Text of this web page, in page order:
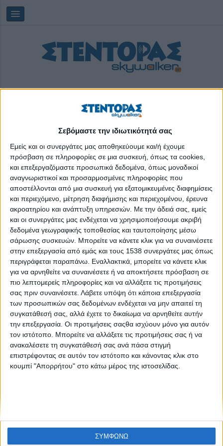
Σεβόμαστε την ιδιωτικότητά σας
Εμείς και οι συνεργάτες μας αποθηκεύουμε και/ή έχουμε
πρόσβαση σε πληροφορίες σε μια συσκευή, όπως τα cookies,
και επεξεργαζόμαστε προσωπικά δεδομένα, όπως μοναδικοί
αναγνωριστικοί και προσαρμοσμένες πληροφορίες που
αποστέλλονται από μια συσκευή για εξατομικευμένες διαφημίσεις
και περιεχόμενο, μέτρηση διαφήμισης και περιεχομένου, έρευνα
ακροατηρίου και ανάπτυξη υπηρεσιών. Με την άδειά σας, εμείς
και οι συνεργάτες μας ενδέχεται να χρησιμοποιήσουμε ακριβή
δεδομένα γεωγραφικής τοποθεσίας και ταυτοποίησης μέσω
σάρωσης συσκευών. Μπορείτε να κάνετε κλικ για να συναινέσετε
στην επεξεργασία από εμάς και τους 1538 συνεργάτες μας όπως
περιγράφεται παραπάνω. Εναλλακτικά, μπορείτε να κάνετε κλικ
για να αρνηθείτε να συναινέσετε ή να αποκτήσετε πρόσβαση σε
πιο λεπτομερείς πληροφορίες και να αλλάξετε τις προτιμήσεις
σας πριν συναινέσετε. Λάβετε υπόψη ότι κάποια επεξεργασία
των προσωπικών σας δεδομένων ενδέχεται να μην απαιτεί τη
συγκατάθεσή σας, αλλά έχετε το δικαίωμα να αρνηθείτε αυτήν
την επεξεργασία. Οι προτιμήσεις σαςθα ισχύουν μόνο για αυτόν
τον ιστότοπο. Μπορείτε να αλλάξετε τις προτιμήσεις σας ή να
ανακαλέσετε τη συγκατάθεσή σας ανά πάσα στιγμή
επιστρέφοντας σε αυτόν τον ιστότοπο και κάνοντας κλικ στο
κουμπί "Απορρήτου" στο κάτω μέρος της ιστοσελίδας.
ΣΥΜΦΩΝΩ
Παρασκευή, 07/08/202605:34:00
Ελληνική Πρωτοβουλία
Like like, αρ. φύλλου 35
None feed
CONNECT